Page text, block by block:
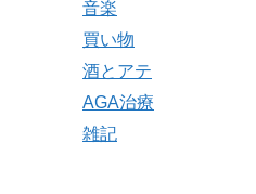
音楽
買い物
酒とアテ
AGA治療
雑記